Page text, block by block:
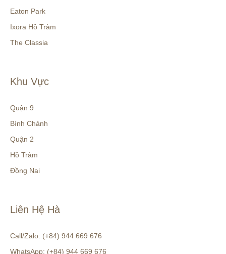
Eaton Park
Ixora Hồ Tràm
The Classia
Khu Vực
Quận 9
Bình Chánh
Quận 2
Hồ Tràm
Đồng Nai
Liên Hệ Hà
Call/Zalo: (+84) 944 669 676
WhatsApp: (+84) 944 669 676